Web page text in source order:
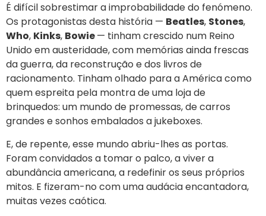
É difícil sobrestimar a improbabilidade do fenómeno.
Os protagonistas desta história — Beatles, Stones,
Who, Kinks, Bowie— tinham crescido num Reino
Unido em austeridade, com memórias ainda frescas
da guerra, da reconstrução e dos livros de
racionamento. Tinham olhado para a América como
quem espreita pela montra de uma loja de
brinquedos: um mundo de promessas, de carros
grandes e sonhos embalados a jukeboxes.
E, de repente, esse mundo abriu-lhes as portas.
Foram convidados a tomar o palco, a viver a
abundância americana, a redefinir os seus próprios
mitos. E fizeram-no com uma audácia encantadora,
muitas vezes caótica.